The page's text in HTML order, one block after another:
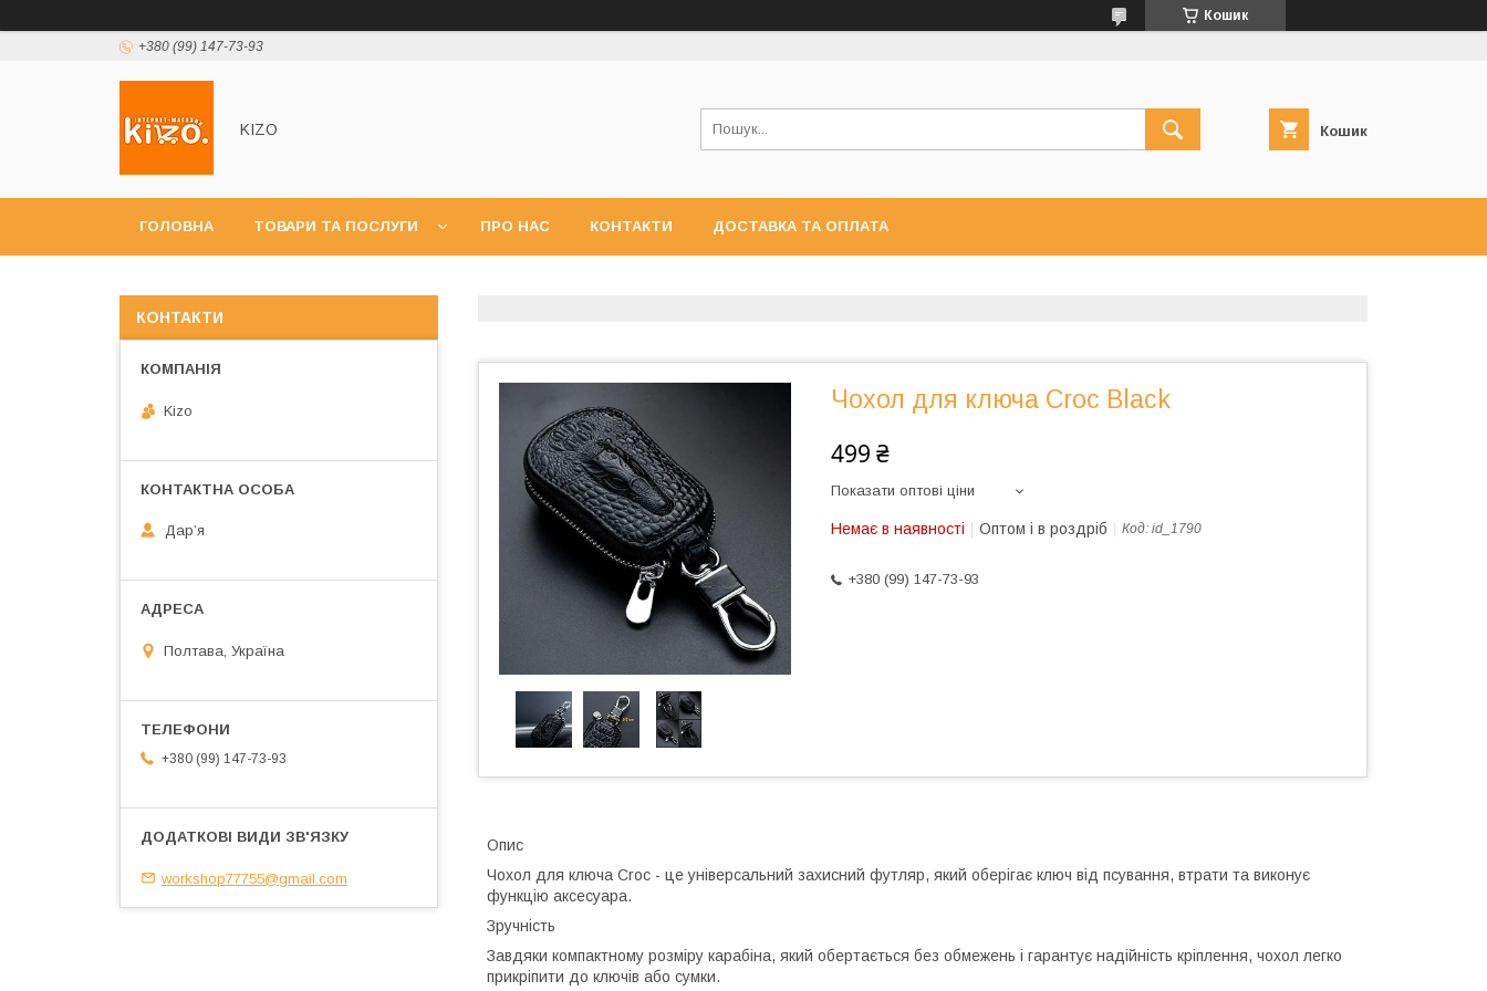
Кошик
+380 (99) 147-73-93
KIZO Кошик
ГОЛОВНА ТОВАРИ ТА ПОСЛУГИ ПРО НАС КОНТАКТИ ДОСТАВКА ТА ОПЛАТА
Чохол для ключа Croc Black
499 ₴
Показати оптові ціни
Немає в наявності Оптом і в роздріб Код: id_1790
+380 (99) 147-73-93
Опис
Чохол для ключа Croc - це універсальний захисний футляр, який оберігає ключ від псування, втрати та виконує
функцію аксесуара.
Зручність
Завдяки компактному розміру карабіна, який обертається без обмежень і гарантує надійність кріплення, чохол легко
прикріпити до ключів або сумки.
КОНТАКТИ
Kizo
Дарʼя
Полтава, Україна
+380 (99) 147-73-93
workshop77755@gmail.com